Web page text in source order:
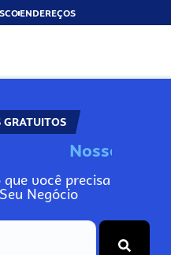
ENDEREÇOS
GRATUITOS
No
você precisa
Negócio